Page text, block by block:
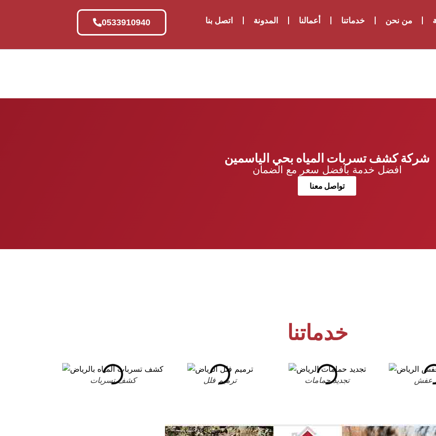
من نحن خدماتنا أعمالنا المدونة اتصل بنا 0533910940
شركة كشف تسربات المياه بحي الياسمين
افضل خدمة بافضل سعر مع الضمان
تواصل معنا
خدماتنا
كشف تسربات ترميم فلل تجديد حمامات عفش